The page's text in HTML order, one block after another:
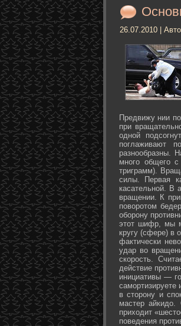
26.07.2010 |
Предвижу нии
при
одной
поглаживают
разнообразны.
много общего с
триграмм).
силы. Первая
касательной. В
вращении. К
поворотом
оборону
этот шифр, мы
кругу (сфере) в
фактически
удар во
скорость.
действие
инициативы —
самортизируете
в сторону и
мастер айкидо.
приходит
поведения